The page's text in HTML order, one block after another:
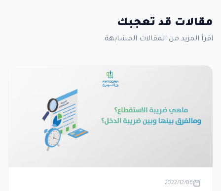
مقالات قد تعجبك
اقرأ المزيد من المقالات المشابهة
2022/12/06